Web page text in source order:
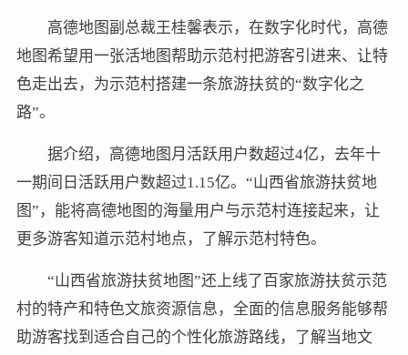
高德地图副总裁王桂馨表示，在数字化时代，高德
地图希望用一张活地图帮助示范村把游客引进来、让特
色走出去，为示范村搭建一条旅游扶贫的“数字化之
路”。
据介绍，高德地图月活跃用户数超过4亿，去年十
一期间日活跃用户数超过1.15亿。“山西省旅游扶贫地
图”，能将高德地图的海量用户与示范村连接起来，让
更多游客知道示范村地点，了解示范村特色。
“山西省旅游扶贫地图”还上线了百家旅游扶贫示范
村的特产和特色文旅资源信息，全面的信息服务能够帮
助游客找到适合自己的个性化旅游路线，了解当地文